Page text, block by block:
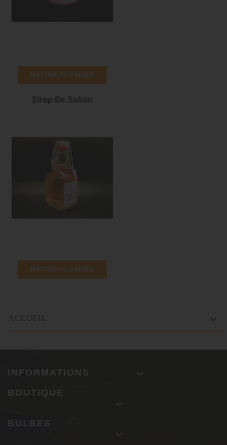
METTRE AU PANIER
Sirop De Safran
METTRE AU PANIER
ACCUEIL 
INFORMATIONS 
BOUTIQUE

BULBES
